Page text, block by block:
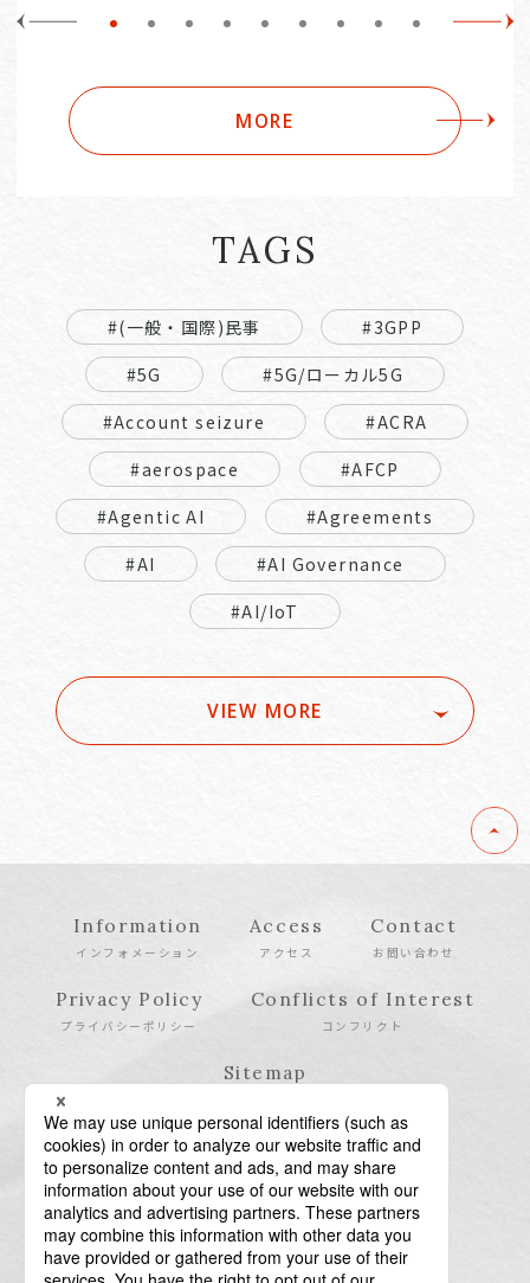
MORE
TAGS
#(一般・国際)民事
#3GPP
#5G
#5G/ローカル5G
#Account seizure
#ACRA
#aerospace
#AFCP
#Agentic AI
#Agreements
#AI
#AI Governance
#AI/IoT
VIEW MORE
Information
インフォメーション
Access
アクセス
Contact
お問い合わせ
Privacy Policy
プライバシーポリシー
Conflicts of Interest
コンフリクト
Sitemap